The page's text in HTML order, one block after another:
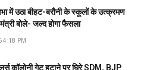
में उठा बीहट-बरौनी के स्कूलों के उत्क्रमण
मंत्री बोले- जल्द होगा फैसला
4:18 PM
कॉलोनी गेट हटाने पर घिरे SDM, BJP